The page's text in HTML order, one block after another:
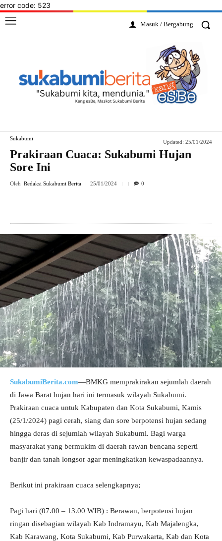
error code: 523
Masuk / Bergabung
Sukabumi
Updated: 25/01/2024
Prakiraan Cuaca: Sukabumi Hujan
Sore Ini
Oleh Redaksi Sukabumi Berita 25/01/2024 0
SukabumiBerita.com—BMKG memprakirakan sejumlah daerah
di Jawa Barat hujan hari ini termasuk wilayah Sukabumi.
Prakiraan cuaca untuk Kabupaten dan Kota Sukabumi, Kamis
(25/1/2024) pagi cerah, siang dan sore berpotensi hujan sedang
hingga deras di sejumlah wilayah Sukabumi. Bagi warga
masyarakat yang bermukim di daerah rawan bencana seperti
banjir dan tanah longsor agar meningkatkan kewaspadaannya.
Berikut ini prakiraan cuaca selengkapnya;
Pagi hari (07.00 – 13.00 WIB) : Berawan, berpotensi hujan
ringan disebagian wilayah Kab Indramayu, Kab Majalengka,
Kab Karawang, Kota Sukabumi, Kab Purwakarta, Kab dan Kota